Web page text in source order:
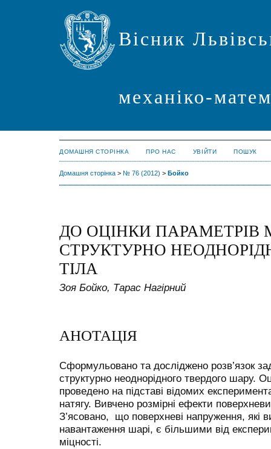
Вісник
механіко-
ДОМАШНЯ СТОРІНКА ПРО НАС УВІЙТИ ПОШУК
Домашня сторінка > № 76 (2012) > Бойко
ДО ОЦІНКИ ПАРАМЕТРІВ
СТРУКТУРНО
ТІЛА
Зоя Бойко, Тарас Нагірний
АНОТАЦІЯ
Сформульовано та досліджено розв’язок
структурно неоднорідного твердого шару.
проведено на підставі відомих
натягу. Вивчено розмірні ефекти
З’ясовано, що поверхневі напруження, які
навантаження шарі, є більшими від
міцності.